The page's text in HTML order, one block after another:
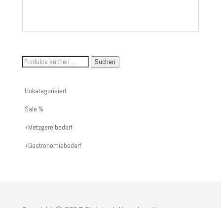
Suche
Artikelnummer
oder
Suchen
Unkategorisiert
Sale %
Metzgereibedarf
Gastronomiebedarf